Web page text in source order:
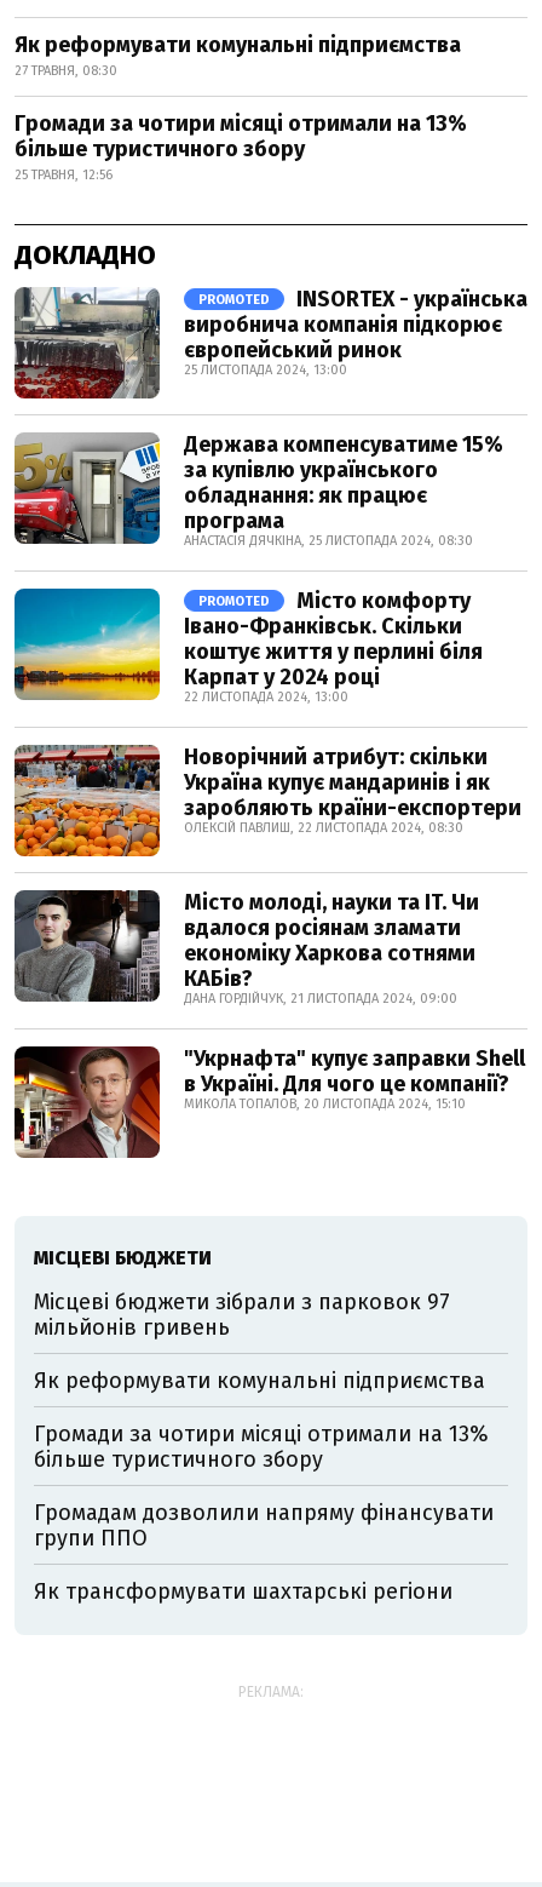
Як реформувати комунальні підприємства
27 ТРАВНЯ, 08:30
Громади за чотири місяці отримали на 13%
більше туристичного збору
25 ТРАВНЯ, 12:56
ДОКЛАДНО
PROMOTED
INSORTEX - українська
виробнича компанія підкорює
європейський ринок
25 ЛИСТОПАДА 2024, 13:00
Держава компенсуватиме 15%
за купівлю українського
обладнання: як працює
програма
АНАСТАСІЯ ДЯЧКІНА, 25 ЛИСТОПАДА 2024, 08:30
PROMOTED
Місто комфорту
Івано-Франківськ. Скільки
коштує життя у перлині біля
Карпат у 2024 році
22 ЛИСТОПАДА 2024, 13:00
Новорічний атрибут: скільки
Україна купує мандаринів і як
заробляють країни-експортери
ОЛЕКСІЙ ПАВЛИШ, 22 ЛИСТОПАДА 2024, 08:30
Місто молоді, науки та IT. Чи
вдалося росіянам зламати
економіку Харкова сотнями
КАБів?
ДАНА ГОРДІЙЧУК, 21 ЛИСТОПАДА 2024, 09:00
"Укрнафта" купує заправки Shell
в Україні. Для чого це компанії?
МИКОЛА ТОПАЛОВ, 20 ЛИСТОПАДА 2024, 15:10
МІСЦЕВІ БЮДЖЕТИ
Місцеві бюджети зібрали з парковок 97
мільйонів гривень
Як реформувати комунальні підприємства
Громади за чотири місяці отримали на 13%
більше туристичного збору
Громадам дозволили напряму фінансувати
групи ППО
Як трансформувати шахтарські регіони
РЕКЛАМА: